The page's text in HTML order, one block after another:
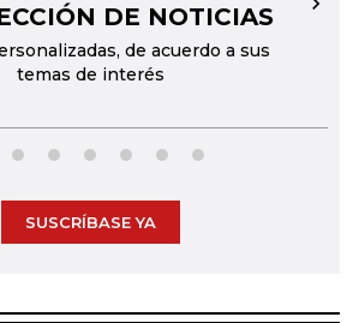
DE NOTICIAS
de acuerdo a sus
temas de interés
→
SUSCRÍBASE YA